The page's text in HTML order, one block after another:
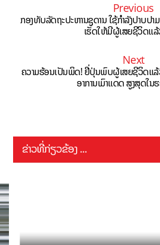
Previous
ກອງທັບລັດຖະປະຫານຊູດານ ໃຊ້ກຳລັງປາບປ
ເຮັດໃຫ້ມີຜູ້ເສຍຊີວິດແ
Next
ຄວາມຮ້ອນເປັນພິດ! ຢີ່ປຸ່ນພົບຜູ້ເສຍຊີວິດແລ້
ອາການເມົາແດດ ສູງສຸດໃ
ຂ່າວທີ່ກ່ຽວຂ້ອງ ...